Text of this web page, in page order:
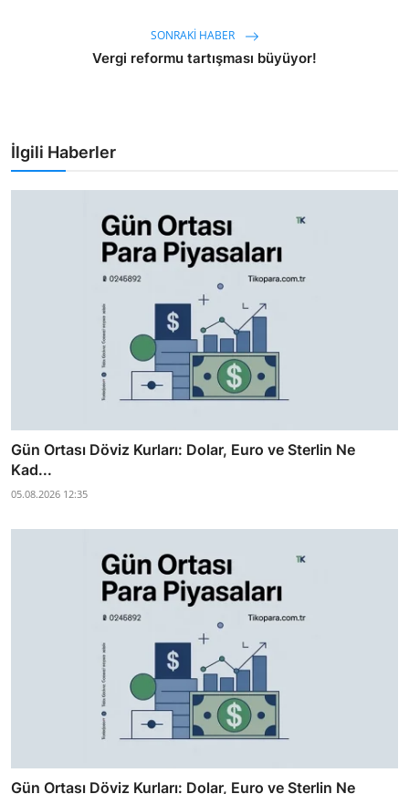
SONRAKI HABER
Vergi reformu tartışması büyüyor!
İlgili Haberler
Gün Ortası Döviz Kurları: Dolar, Euro ve Sterlin Ne
Kad...
05.08.2026 12:35
Gün Ortası Döviz Kurları: Dolar, Euro ve Sterlin Ne